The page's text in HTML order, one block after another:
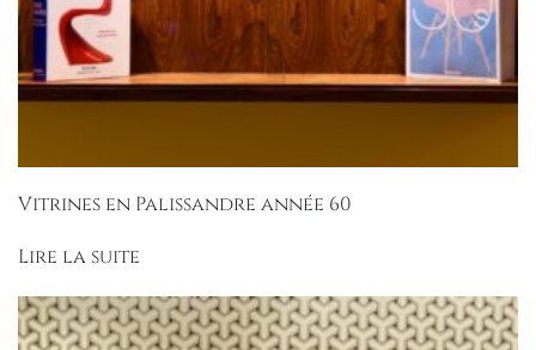
Vitrines en Palissandre année 60
Lire la suite